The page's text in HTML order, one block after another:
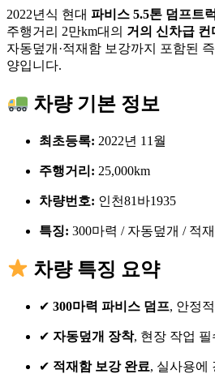
2022년식 현대 파비스 5.5톤 덤프트럭
주행거리 2만km대의 거의 신차급 컨
자동덮개·적재함 보강까지 포함된
양입니다.
차량 기본 정보
최초등록: 2022년 11월
주행거리: 25,000km
차량번호: 인천81바1935
특징: 300마력 / 자동덮개 / 적
차량 특징 요약
✔ 300마력 파비스 덤프, 안정
✔ 자동덮개 장착, 현장 작업 필
✔ 적재함 보강 완료, 실사용에